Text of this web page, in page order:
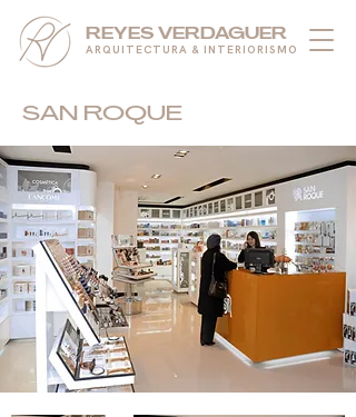
ARQUITECTURA & INTERIORISMO
REYES VERDAGUER
SAN ROQUE